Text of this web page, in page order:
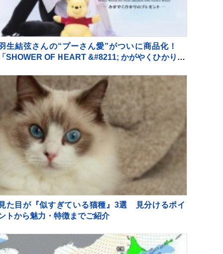
生結弦さんの“プーさん愛”がついに商品化！
SHOWER OF HEART &#8211; かがやくひかりの
回決定！！
た目が『似すぎている猫種』3選 見分けるポイ
トから魅力・特徴までご紹介